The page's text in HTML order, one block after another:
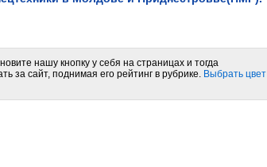
нашу кнопку у себя на страницах и тогда
за сайт, поднимая его рейтинг в рубрике. Выбрать цвет